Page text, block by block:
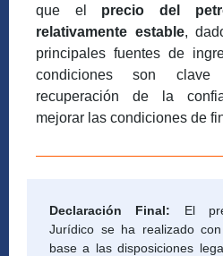
que el precio del
relativamente estable,
principales fuentes de
condiciones son
recuperación de la
mejorar las condiciones de
Declaración Final: El
Jurídico se ha realizado
base a las disposiciones